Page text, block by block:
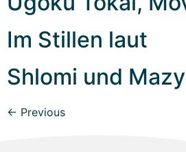
Im Stillen laut
Shlomi und Mazy
← Previous